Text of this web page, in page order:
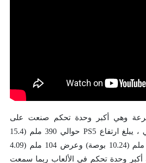
وهي أكبر وحدة تحكم صنعت على
الإطلاق ،وفقًا لسوني ، يبلغ ارتفاع PS5 حوالي 390 ملم (15.4
بوصة) ، وعمق 260 ملم (10.24 بوصة) وعرض 104 ملم (4.09
أكبر وحدة تحكم في الألعاب ربما سمعت